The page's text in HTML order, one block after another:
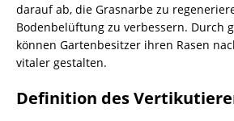
darauf ab, die Grasnarbe zu
Bodenbelüftung zu verbessern. Durch
können Gartenbesitzer ihren Rasen
vitaler gestalten.
Definition des